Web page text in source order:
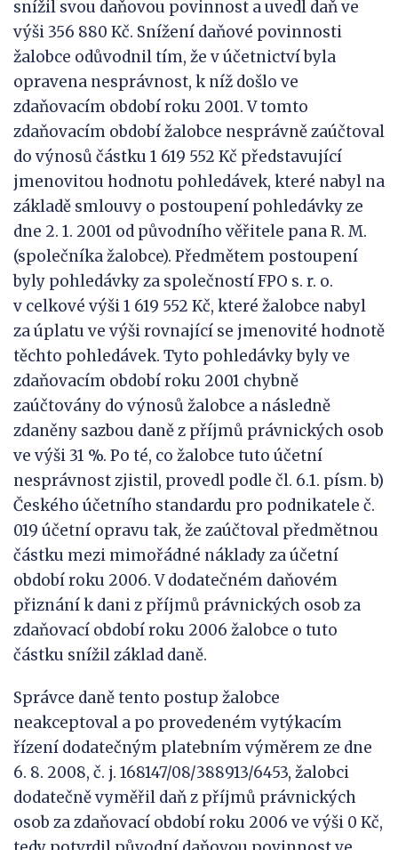
snížil svou daňovou povinnost a uvedl daň ve
výši 356 880 Kč. Snížení daňové povinnosti
žalobce odůvodnil tím, že v účetnictví byla
opravena nesprávnost, k níž došlo ve
zdaňovacím období roku 2001. V tomto
zdaňovacím období žalobce nesprávně zaúčtoval
do výnosů částku 1 619 552 Kč představující
jmenovitou hodnotu pohledávek, které nabyl na
základě smlouvy o postoupení pohledávky ze
dne 2. 1. 2001 od původního věřitele pana R. M.
(společníka žalobce). Předmětem postoupení
byly pohledávky za společností FPO s. r. o.
v celkové výši 1 619 552 Kč, které žalobce nabyl
za úplatu ve výši rovnající se jmenovité hodnotě
těchto pohledávek. Tyto pohledávky byly ve
zdaňovacím období roku 2001 chybně
zaúčtovány do výnosů žalobce a následně
zdaněny sazbou daně z příjmů právnických osob
ve výši 31 %. Po té, co žalobce tuto účetní
nesprávnost zjistil, provedl podle čl. 6.1. písm. b)
Českého účetního standardu pro podnikatele č.
019 účetní opravu tak, že zaúčtoval předmětnou
částku mezi mimořádné náklady za účetní
období roku 2006. V dodatečném daňovém
přiznání k dani z příjmů právnických osob za
zdaňovací období roku 2006 žalobce o tuto
částku snížil základ daně.
Správce daně tento postup žalobce
neakceptoval a po provedeném vytýkacím
řízení dodatečným platebním výměrem ze dne
6. 8. 2008, č. j. 168147/08/388913/6453, žalobci
dodatečně vyměřil daň z příjmů právnických
osob za zdaňovací období roku 2006 ve výši 0 Kč,